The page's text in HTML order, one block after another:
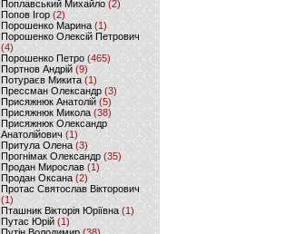
Поплавський Михайло (2)
Попов Ігор(2)
Порошенко Марина (1)
Порошенко Олексій Петрович
(4)
Порошенко Петро (465)
Портнов Андрій (9)
Потураєв Микита(1)
Прессман Олександр(3)
Присяжнюк Анатолій (5)
Присяжнюк Микола (38)
Присяжнюк Олександр
Анатолійович (1)
Притула Олена (3)
Прогнімак Олександр(35)
Продан Мирослав(1)
Продан Оксана (2)
Протас Святослав Вікторович
(1)
Пташник Вікторія Юріївна (1)
Путас Юрій (1)